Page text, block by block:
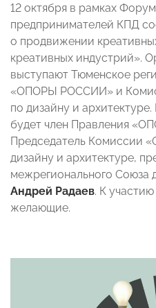
12 октября в рамках
предпринимателей КПД
о продвижении
креативных индустрий».
выступают Тюменское
«ОПОРЫ РОССИИ» и
по дизайну и
будет член Правления
Председатель Комиссии
дизайну и архитектуре,
межрегионального Союза
Андрей Радаев. К
желающие.